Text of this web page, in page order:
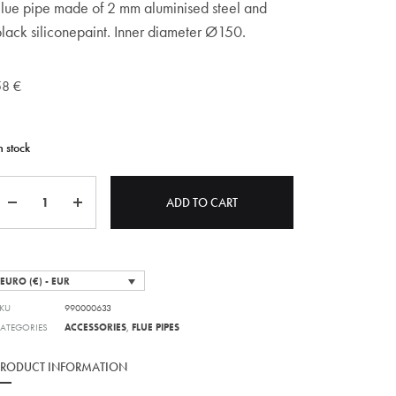
pipe made of 2 mm aluminised steel and
siliconepaint. Inner diameter Ø150.
€
stock
ADD TO CART
EURO (€) - EUR
990000633
ACCESSORIES,FLUE PIPES
INFORMATION